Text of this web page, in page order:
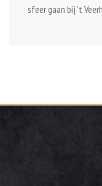
sfeer gaan bij ’t